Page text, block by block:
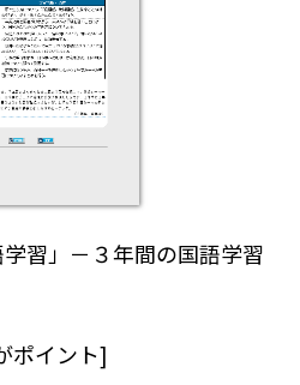
習」－３年間の国語学習
ポイント]